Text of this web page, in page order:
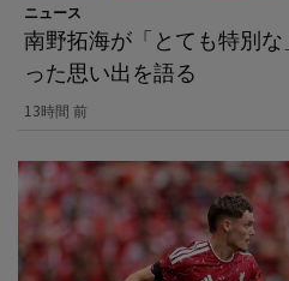
ニュース
南野拓海が「とても特別
った思い出を語る
13時間 前